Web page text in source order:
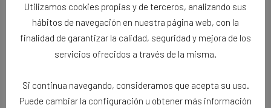
publicada. Los campos obligatorios están
marcados con *
Utilizamos cookies propias y de terceros, analizando sus
hábitos de navegación en nuestra página web, con la
finalidad de garantizar la calidad, seguridad y mejora de los
servicios ofrecidos a través de la misma.
Si continua navegando, consideramos que acepta su uso.
Puede cambiar la configuración u obtener más información